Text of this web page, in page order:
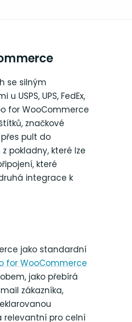
se silným
USPS, UPS, FedEx,
for WooCommerce
značkové
pult do
pokladny, které lze
které
integrace k
jako standardní
for WooCommerce
jako přebírá
zákazníka,
relevantní pro celní